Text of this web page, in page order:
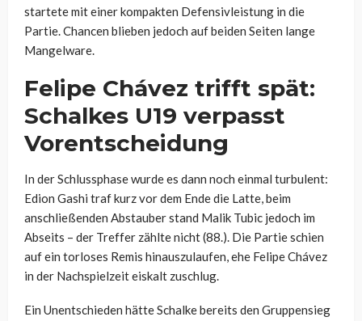
startete mit einer kompakten Defensivleistung in die
Partie. Chancen blieben jedoch auf beiden Seiten lange
Mangelware.
Felipe Chávez trifft spät:
Schalkes U19 verpasst
Vorentscheidung
In der Schlussphase wurde es dann noch einmal turbulent:
Edion Gashi traf kurz vor dem Ende die Latte, beim
anschließenden Abstauber stand Malik Tubic jedoch im
Abseits – der Treffer zählte nicht (88.). Die Partie schien
auf ein torloses Remis hinauszulaufen, ehe Felipe Chávez
in der Nachspielzeit eiskalt zuschlug.
Ein Unentschieden hätte Schalke bereits den Gruppensieg